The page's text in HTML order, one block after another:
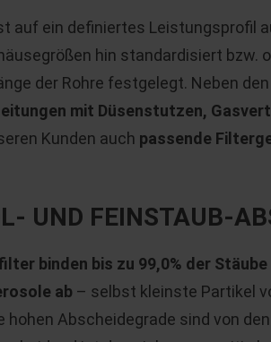
auf ein definiertes Leistungsprofil
hin standardisiert bzw.
der Rohre festgelegt. Neben
mit Düsenstutzen,
Kunden auch passende
UND FEINSTAUB-
binden bis zu 99,0% der
ab – selbst kleinste Partikel
hohen Abscheidegrade sind von